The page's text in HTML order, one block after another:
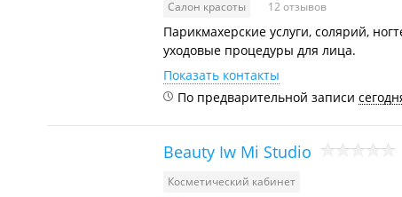
Салон красоты 12 отзывов
Парикмахерские услуги, солярий,
уходовые процедуры для лица.
Показать контакты
По предварительной записи
Beauty Iw Mi Studio
Косметический кабинет